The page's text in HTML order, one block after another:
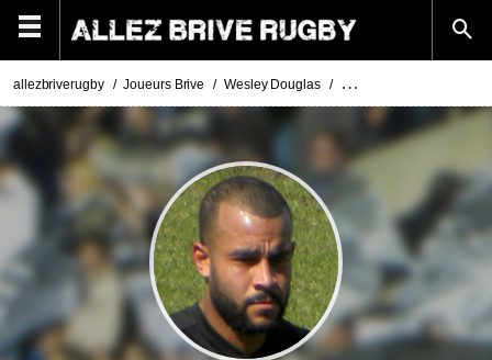
allezbriverugby Joueurs Brive Wesley Douglas Photos Wesley Douglas